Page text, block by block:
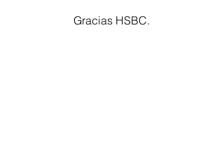
Gracias HSBC.